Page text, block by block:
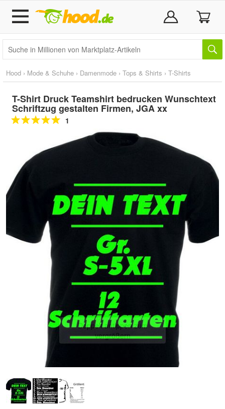
Hood › Mode & Schuhe › Damenmode › Tops & Shirts › T-Shirts
T-Shirt Druck Teamshirt bedrucken Wunschtext
Schriftzug gestalten Firmen, JGA xx
1
Doppelt antippen zum
vergrößern